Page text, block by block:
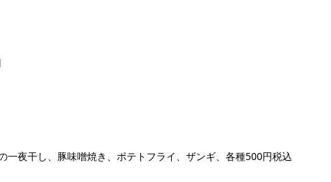
一夜干し、豚味噌焼き、ポテトフライ、ザンギ、各種500円税込